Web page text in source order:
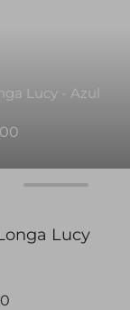
Lucy - Azul
Lucy